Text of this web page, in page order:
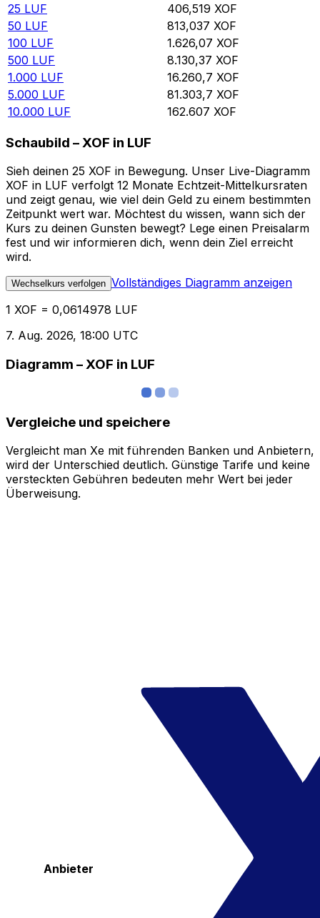
25 LUF 406,519 XOF
50 LUF 813,037 XOF
100 LUF 1.626,07 XOF
500 LUF 8.130,37 XOF
1.000 LUF 16.260,7 XOF
5.000 LUF 81.303,7 XOF
10.000 LUF 162.607 XOF
Schaubild – XOF in LUF
Sieh deinen 25 XOF in Bewegung. Unser Live-Diagramm
XOF in LUF verfolgt 12 Monate Echtzeit-Mittelkursraten
und zeigt genau, wie viel dein Geld zu einem bestimmten
Zeitpunkt wert war. Möchtest du wissen, wann sich der
Kurs zu deinen Gunsten bewegt? Lege einen Preisalarm
fest und wir informieren dich, wenn dein Ziel erreicht
wird.
Wechselkurs verfolgen Vollständiges Diagramm anzeigen
1 XOF = 0,0614978 LUF
7. Aug. 2026, 18:00 UTC
Diagramm – XOF in LUF
Vergleiche und speichere
Vergleicht man Xe mit führenden Banken und Anbietern,
wird der Unterschied deutlich. Günstige Tarife und keine
versteckten Gebühren bedeuten mehr Wert bei jeder
Überweisung.
Anbieter